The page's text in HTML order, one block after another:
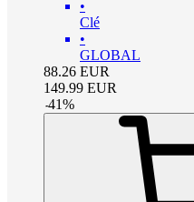
•
Clé
•
GLOBAL
88.26 EUR
149.99 EUR
-41%